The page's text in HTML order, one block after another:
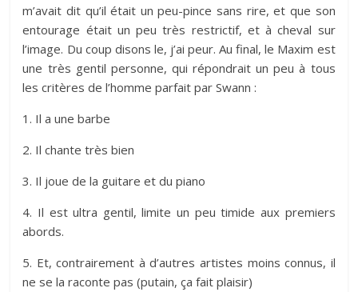
m’avait dit qu’il était un peu-pince sans rire, et que son
entourage était un peu très restrictif, et à cheval sur
l’image. Du coup disons le, j’ai peur. Au final, le Maxim est
une très gentil personne, qui répondrait un peu à tous
les critères de l’homme parfait par Swann :
1. Il a une barbe
2. Il chante très bien
3. Il joue de la guitare et du piano
4. Il est ultra gentil, limite un peu timide aux premiers
abords.
5. Et, contrairement à d’autres artistes moins connus, il
ne se la raconte pas (putain, ça fait plaisir)